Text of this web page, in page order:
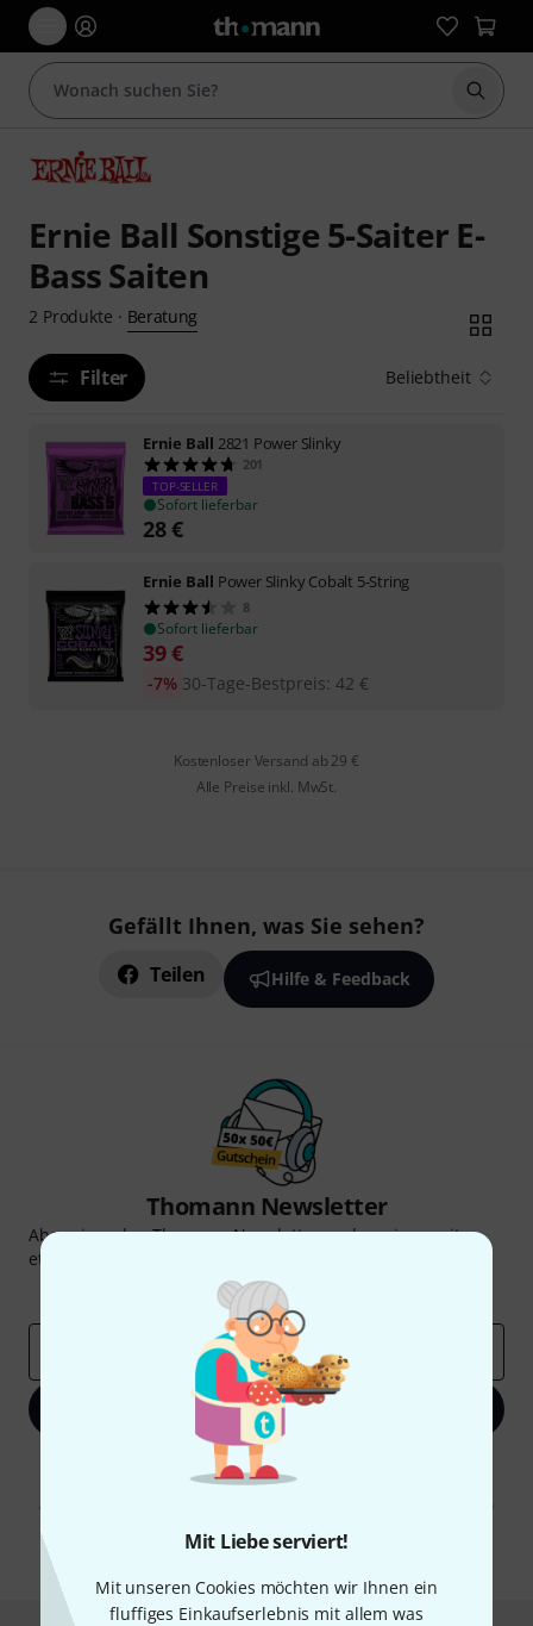
Mit Liebe serviert!
Mit unseren Cookies möchten wir Ihnen ein
fluffiges Einkaufserlebnis mit allem was
Suche
Ernie Ball Sonstige 5-Saiter E-
Bass Saiten
2 Produkte · Beratung
Filter Beliebtheit
Ernie Ball 2821 Power Slinky
201
TOP-SELLER
Sofort lieferbar
28€
Ernie Ball Power Slinky Cobalt 5-String
8
Sofort lieferbar
39€
30-Tage-Bestpreis: 42 €
-7%
Kostenloser Versand ab 29 €
Alle Preise inkl. MwSt.
Gefällt Ihnen, was Sie sehen?
Teilen Hilfe & Feedback
Thomann Newsletter
Abonniere den Thomann Newsletter und gewinne mit
etwas Glück einen von
Inspirierende Beiträge
Deals
Jetzt anmelden
Mit Klick auf „Jetzt anmelden“ stimmen Sie dem Erhalt von E-Mail-
Werbung und einer Messung des E-Mail-Nutzungsverhaltens zu. Die
Abmeldung ist jederzeit möglich. Weitere Informationen finden Sie in